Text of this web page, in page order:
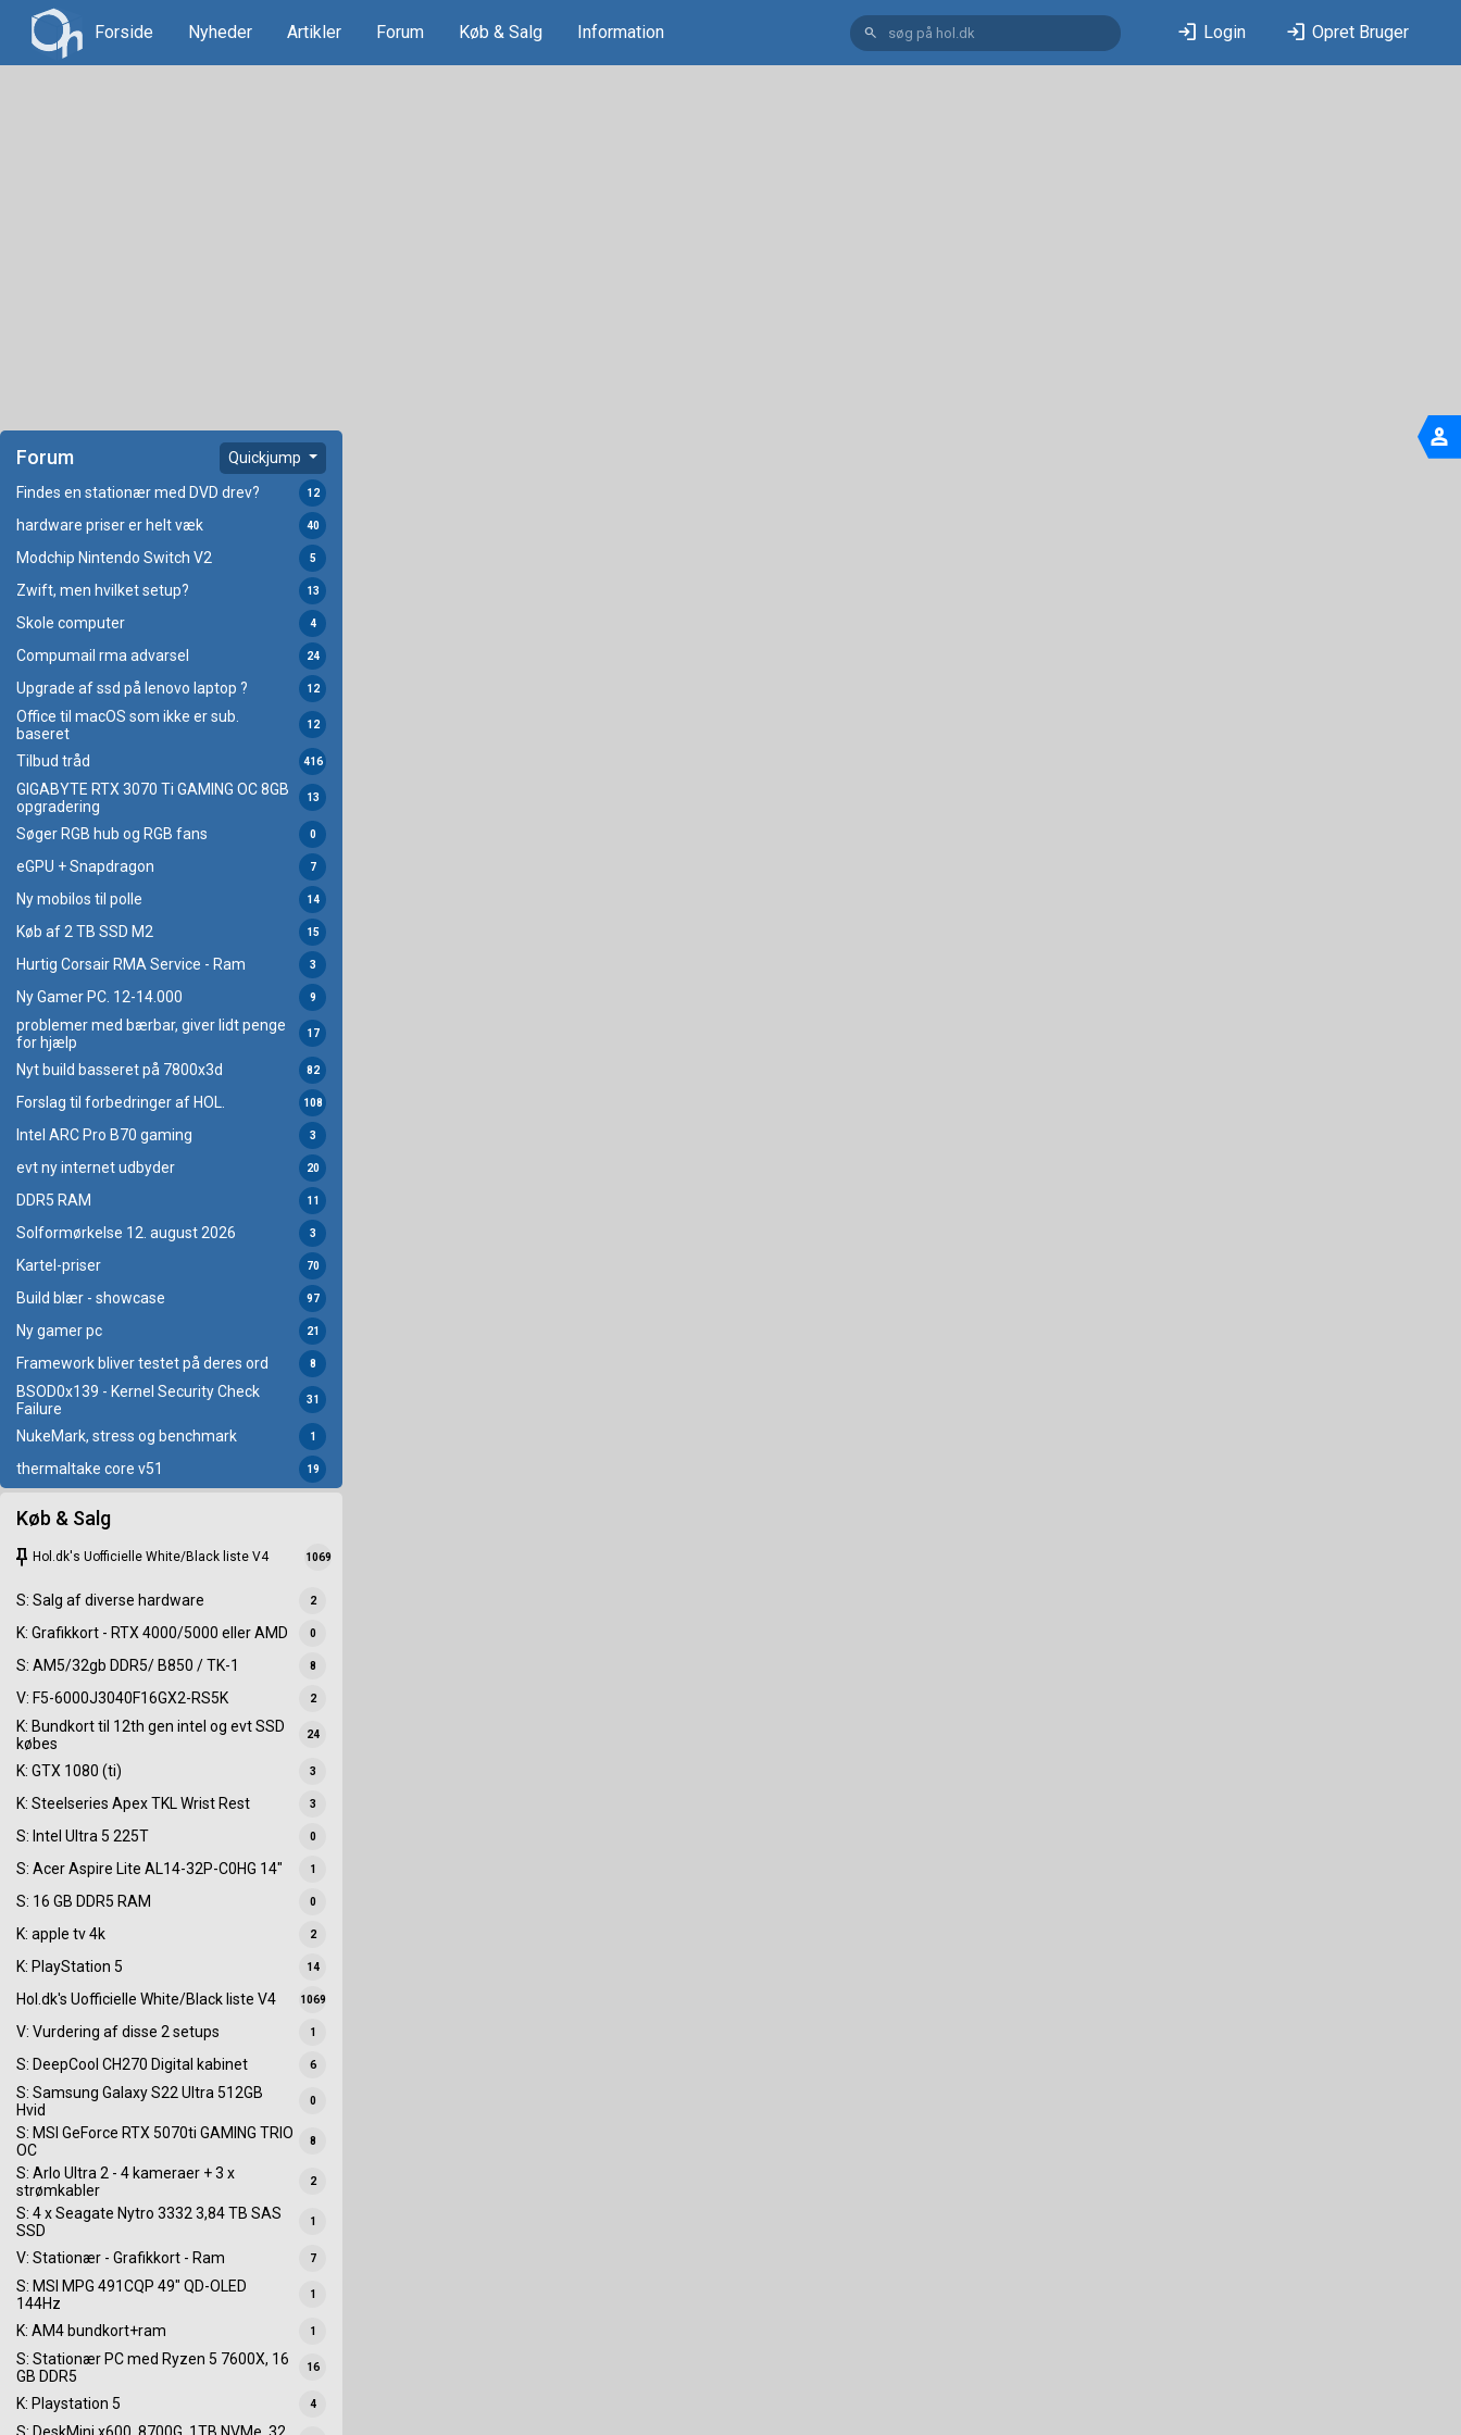
Forside Nyheder Artikler Forum Køb & Salg Information search login Login login Opret Bruger
Forum Quickjump
Findes en stationær med DVD drev? 12
hardware priser er helt væk 40
Modchip Nintendo Switch V2 5
Zwift, men hvilket setup? 13
Skole computer 4
Compumail rma advarsel 24
Upgrade af ssd på lenovo laptop ? 12
Office til macOS som ikke er sub.
baseret
12
Tilbud tråd 416
GIGABYTE RTX 3070 Ti GAMING OC 8GB
opgradering
13
Søger RGB hub og RGB fans 0
eGPU + Snapdragon 7
Ny mobilos til polle 14
Køb af 2 TB SSD M2 15
Hurtig Corsair RMA Service - Ram 3
Ny Gamer PC. 12-14.000 9
problemer med bærbar, giver lidt penge
for hjælp
17
Nyt build basseret på 7800x3d 82
Forslag til forbedringer af HOL. 108
Intel ARC Pro B70 gaming 3
evt ny internet udbyder 20
DDR5 RAM 11
Solformørkelse 12. august 2026 3
Kartel-priser 70
Build blær - showcase 97
Ny gamer pc 21
Framework bliver testet på deres ord 8
BSOD0x139 - Kernel Security Check
Failure
31
NukeMark, stress og benchmark 1
thermaltake core v51 19
Køb & Salg
keep Hol.dk's Uofficielle White/Black liste V4 1069
S: Salg af diverse hardware 2
K: Grafikkort - RTX 4000/5000 eller AMD 0
S: AM5/32gb DDR5/ B850 / TK-1 8
V: F5-6000J3040F16GX2-RS5K 2
K: Bundkort til 12th gen intel og evt SSD
købes
24
K: GTX 1080 (ti) 3
K: Steelseries Apex TKL Wrist Rest 3
S: Intel Ultra 5 225T 0
S: Acer Aspire Lite AL14-32P-C0HG 14" 1
S: 16 GB DDR5 RAM 0
K: apple tv 4k 2
K: PlayStation 5 14
Hol.dk's Uofficielle White/Black liste V4 1069
V: Vurdering af disse 2 setups 1
S: DeepCool CH270 Digital kabinet 6
S: Samsung Galaxy S22 Ultra 512GB
Hvid
0
S: MSI GeForce RTX 5070ti GAMING TRIO
OC
8
S: Arlo Ultra 2 - 4 kameraer + 3 x
strømkabler
2
S: 4 x Seagate Nytro 3332 3,84 TB SAS
SSD
1
V: Stationær - Grafikkort - Ram 7
S: MSI MPG 491CQP 49" QD-OLED
144Hz
1
K: AM4 bundkort+ram 1
S: Stationær PC med Ryzen 5 7600X, 16
GB DDR5
16
K: Playstation 5 4
S: DeskMini x600, 8700G, 1TB NVMe, 32
person